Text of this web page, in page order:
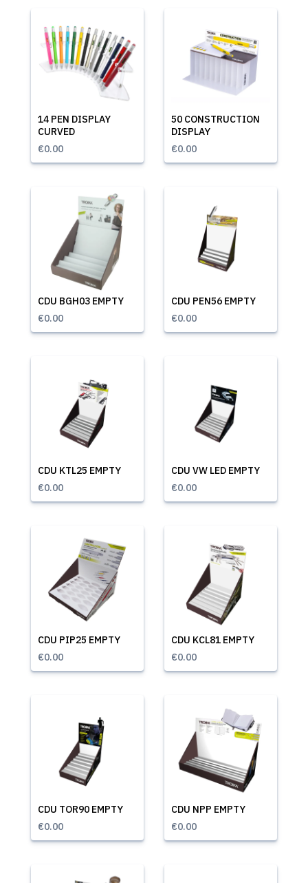
14 PEN DISPLAY
CURVED
€0.00
50 CONSTRUCTION
DISPLAY
€0.00
CDU BGH03 EMPTY
€0.00
CDU PEN56 EMPTY
€0.00
CDU KTL25 EMPTY
€0.00
CDU VW LED EMPTY
€0.00
CDU PIP25 EMPTY
€0.00
CDU KCL81 EMPTY
€0.00
CDU TOR90 EMPTY
€0.00
CDU NPP EMPTY
€0.00